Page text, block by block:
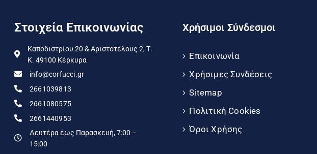
Στοιχεία Επικοινωνίας
Καποδιστρίου 20 & Αριστοτέλους 2, Τ.
Κ. 49100 Κέρκυρα
info@corfucci.gr
2661039813
2661080575
2661440953
Δευτέρα έως Παρασκευή, 7:00 –
15:00
Χρήσιμοι Σύνδεσμοι
Επικοινωνία
Χρήσιμες Συνδέσεις
Sitemap
Πολιτική Cookies
Όροι Χρήσης